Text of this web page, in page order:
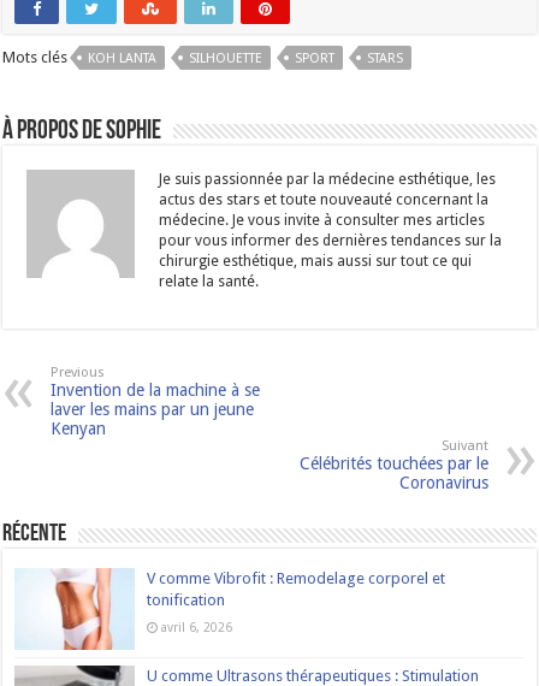
Mots clés KOH LANTA SILHOUETTE SPORT STARS
À propos de Sophie
Je suis passionnée par la médecine esthétique, les
actus des stars et toute nouveauté concernant la
médecine. Je vous invite à consulter mes articles
pour vous informer des dernières tendances sur la
chirurgie esthétique, mais aussi sur tout ce qui
relate la santé.
Previous
Invention de la machine à se
laver les mains par un jeune
Kenyan
Suivant
Célébrités touchées par le
Coronavirus
Récente
V comme Vibrofit : Remodelage corporel et
tonification
avril 6, 2026
U comme Ultrasons thérapeutiques : Stimulation